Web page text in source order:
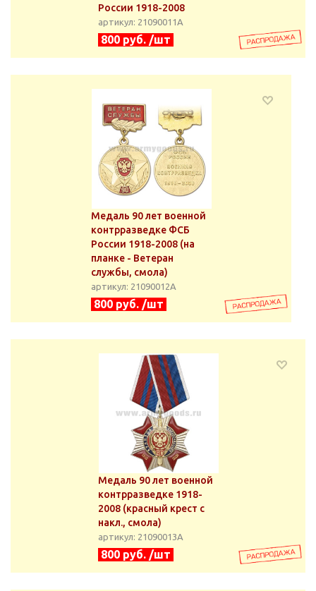
России 1918-2008
артикул: 21090011А
800 руб. /шт
Медаль 90 лет военной
контрразведке ФСБ
России 1918-2008 (на
планке - Ветеран
службы, смола)
артикул: 21090012А
800 руб. /шт
Медаль 90 лет военной
контрразведке 1918-
2008 (красный крест с
накл., смола)
артикул: 21090013А
800 руб. /шт